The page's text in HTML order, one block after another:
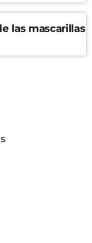
las mascarillas